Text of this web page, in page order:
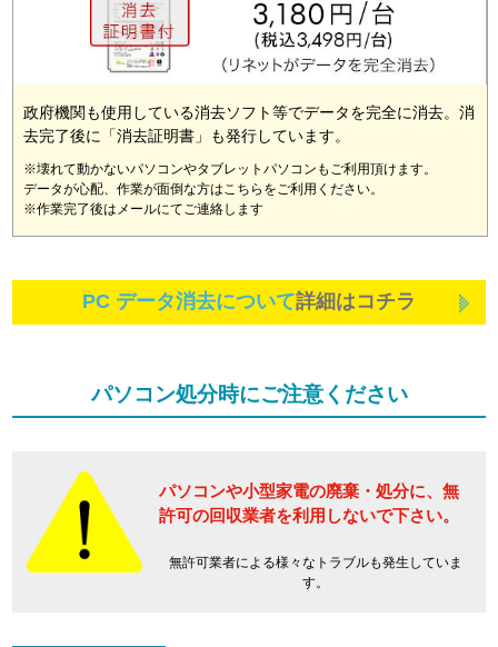
政府機関も使用している消去ソフト等でデータを完全に消去。消
去完了後に「消去証明書」も発行しています。
※壊れて動かないパソコンやタブレットパソコンもご利用頂けます。
データが心配、作業が面倒な方はこちらをご利用ください。
※作業完了後はメールにてご連絡します
PC データ消去について詳細はコチラ
パソコン処分時にご注意ください
パソコンや小型家電の廃棄・処分に、 無
許可の回収業者を利用しないで下さい。
無許可業者による様々なトラブルも発生していま
す。